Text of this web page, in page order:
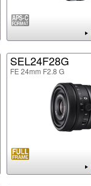
SEL24F28G
FE 24mm F2.8 G